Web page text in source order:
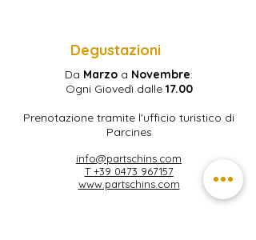
Degustazioni
Da Marzo a Novembre:
Ogni Giovedì dalle 17.00
Prenotazione tramite l'ufficio turistico di
Parcines
info@partschins.com
T+39 0473 967157
www.partschins.com